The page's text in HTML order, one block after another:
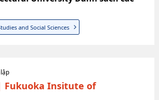
and Social Sciences
Fukuoka Insitute of